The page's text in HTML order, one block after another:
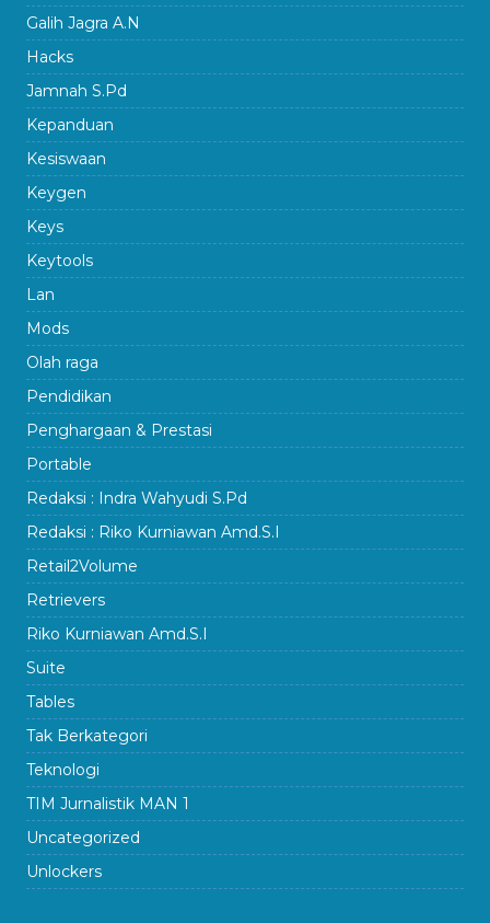
Galih Jagra A.N
Hacks
Jamnah S.Pd
Kepanduan
Kesiswaan
Keygen
Keys
Keytools
Lan
Mods
Olah raga
Pendidikan
Penghargaan & Prestasi
Portable
Redaksi : Indra Wahyudi S.Pd
Redaksi : Riko Kurniawan Amd.S.I
Retail2Volume
Retrievers
Riko Kurniawan Amd.S.I
Suite
Tables
Tak Berkategori
Teknologi
TIM Jurnalistik MAN 1
Uncategorized
Unlockers